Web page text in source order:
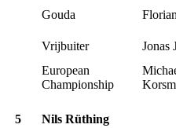
Gouda
Vrijbuiter Jonas
European
Championship
5 Nils Rüthing